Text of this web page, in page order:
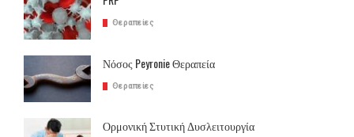
Θεραπείες
Νόσος Peyronie Θεραπεία
Θεραπείες
Ορμονική Στυτική Δυσλειτουργία